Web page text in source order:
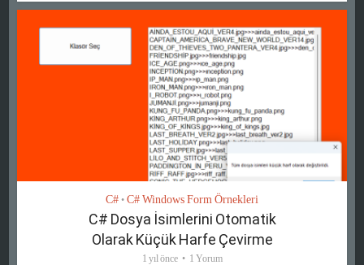
C# • C# Windows Form Örnekleri
C# Dosya İsimlerini Otomatik
Olarak Küçük Harfe Çevirme
1 yıl önce 1 Yorum